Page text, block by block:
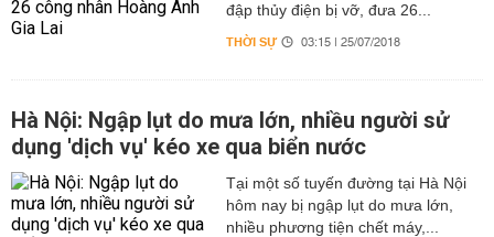
đập thủy điện bị vỡ, đưa 26...
THỜI SỰ 03:15 | 25/07/2018
Hà Nội: Ngập lụt do mưa lớn, nhiều người sử
dụng 'dịch vụ' kéo xe qua biển nước
Tại một số tuyến đường tại Hà Nội
hôm nay bị ngập lụt do mưa lớn,
nhiều phương tiện chết máy,...